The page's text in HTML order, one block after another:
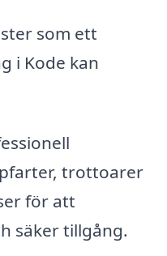
som ett
i Kode kan
trottoarer
för att
säker tillgång.